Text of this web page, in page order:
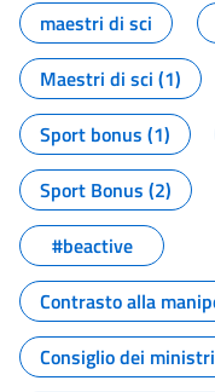
maestri di sci
Maestri di sci (1)
Sport bonus (1)
Sport Bonus (2)
#beactive
Contrasto alla
Consiglio dei ministri